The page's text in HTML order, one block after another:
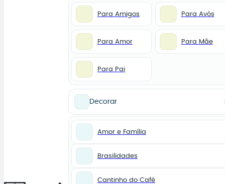
Para Amigos Para Avós
Para Amor Para Mãe
Para Pai
Decorar
Amor e Família
Brasilidades
Cantinho do Café